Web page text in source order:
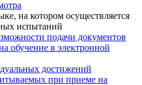
на котором осуществляется
испытаний
подачи документов
обучение в электронной
достижений
при приеме на